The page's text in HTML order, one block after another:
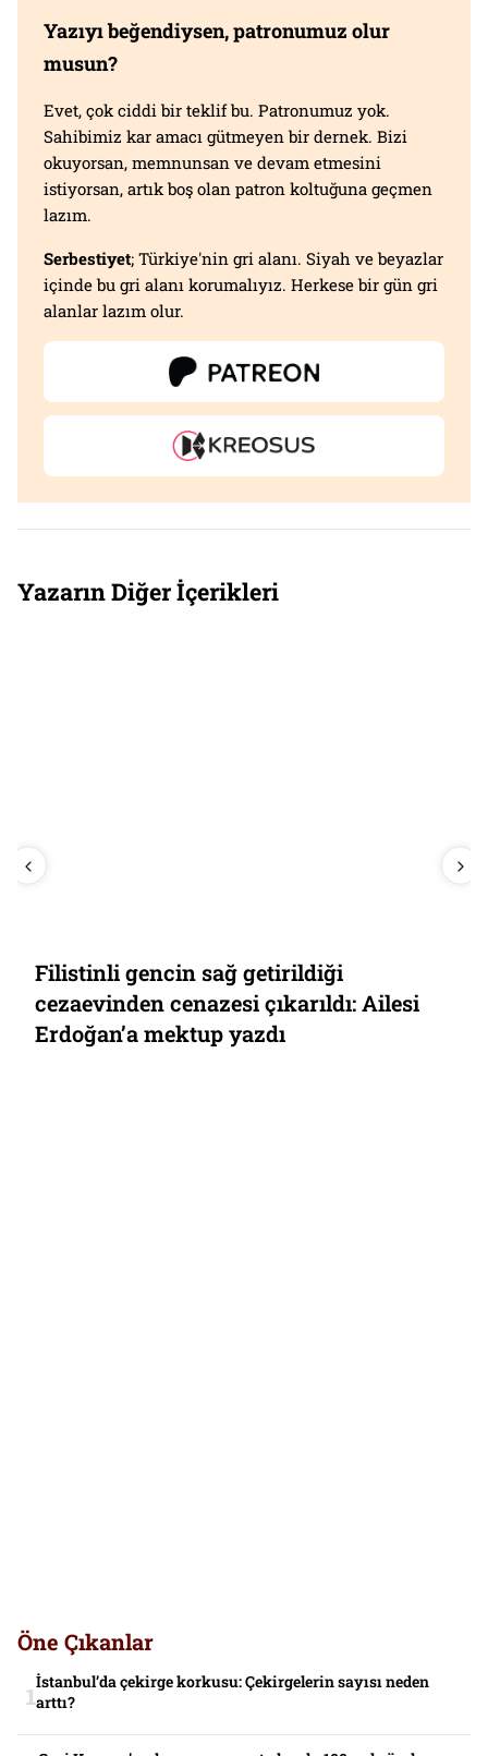
Yazıyı beğendiysen, patronumuz olur
musun?
Evet, çok ciddi bir teklif bu. Patronumuz yok.
Sahibimiz kar amacı gütmeyen bir dernek. Bizi
okuyorsan, memnunsan ve devam etmesini
istiyorsan, artık boş olan patron koltuğuna geçmen
lazım.
Serbestiyet; Türkiye'nin gri alanı. Siyah ve beyazlar
içinde bu gri alanı korumalıyız. Herkese bir gün gri
alanlar lazım olur.
Yazarın Diğer İçerikleri
Filistinli gencin sağ getirildiği
cezaevinden cenazesi çıkarıldı: Ailesi
Erdoğan’a mektup yazdı
Öne Çıkanlar
İstanbul’da çekirge korkusu: Çekirgelerin sayısı neden
arttı?